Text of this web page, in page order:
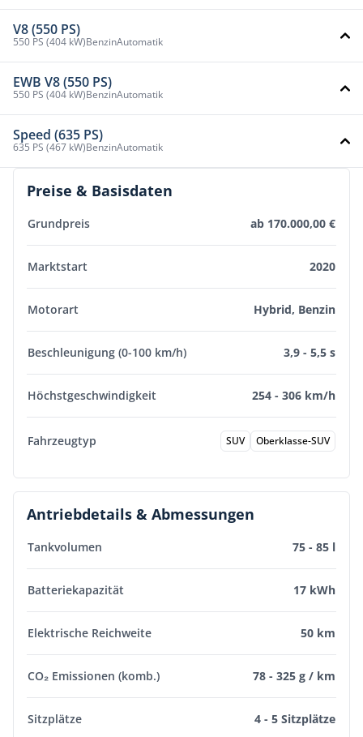
V8 (550 PS)
550 PS (404 kW)BenzinAutomatik
EWB V8 (550 PS)
550 PS (404 kW)BenzinAutomatik
Speed (635 PS)
635 PS (467 kW)BenzinAutomatik
Preise & Basisdaten
Grundpreis ab 170.000,00 €
Marktstart 2020
Motorart Hybrid, Benzin
Beschleunigung (0-100 km/h) 3,9 - 5,5 s
Höchstgeschwindigkeit 254 - 306 km/h
Fahrzeugtyp SUV Oberklasse-SUV
Antriebdetails & Abmessungen
Tankvolumen 75 - 85 l
Batteriekapazität 17 kWh
Elektrische Reichweite 50 km
CO₂ Emissionen (komb.) 78 - 325 g / km
Sitzplätze 4 - 5 Sitzplätze